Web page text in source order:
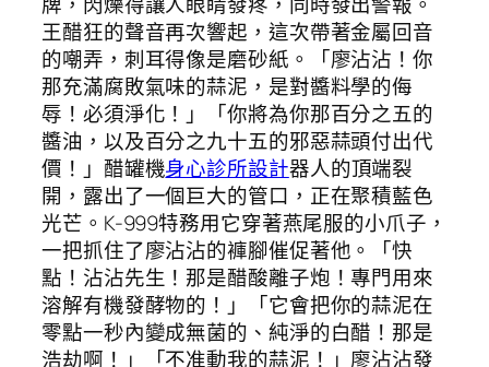
王醋狂的聲音再次響起，這次帶著金屬回音
的嘲弄，刺耳得像是磨砂紙。「廖沾沾！你
那充滿腐敗氣味的蒜泥，是對醬料學的侮
辱！必須淨化！」「你將為你那百分之五的
醬油，以及百分之九十五的邪惡蒜頭付出代
價！」醋罐機身心診所設計器人的頂端裂
開，露出了一個巨大的管口，正在聚積藍色
光芒。K-999特務用它穿著燕尾服的小爪子，
一把抓住了廖沾沾的褲腳催促著他。「快
點！沾沾先生！那是醋酸離子炮！專門用來
溶解有機發酵物的！」「它會把你的蒜泥在
零點一秒內變成無菌的、純淨的白醋！那是
浩劫啊！」「不准動我的蒜泥！」廖沾沾發